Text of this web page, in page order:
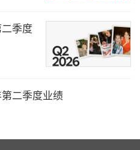
营。
，业务品质持续优化。
现原保险保费收入
；保险服务收入
点。探索"保险+科技+服
季度
二季度业绩